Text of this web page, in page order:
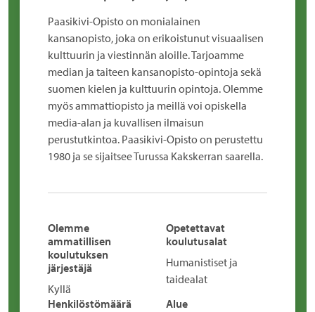
Paasikivi-Opisto on monialainen
kansanopisto, joka on erikoistunut visuaalisen
kulttuurin ja viestinnän aloille. Tarjoamme
median ja taiteen kansanopisto-opintoja sekä
suomen kielen ja kulttuurin opintoja. Olemme
myös ammattiopisto ja meillä voi opiskella
media-alan ja kuvallisen ilmaisun
perustutkintoa. Paasikivi-Opisto on perustettu
1980 ja se sijaitsee Turussa Kakskerran saarella.
Olemme
ammatillisen
koulutuksen
järjestäjä
Kyllä
Opetettavat
koulutusalat
Humanistiset ja
taidealat
Henkilöstömäärä
Alue